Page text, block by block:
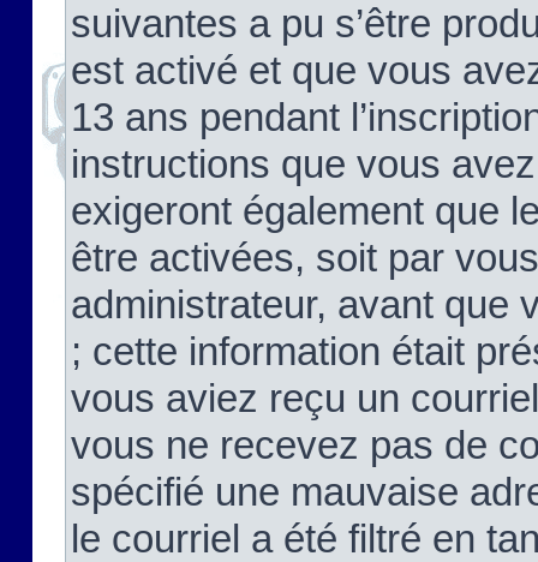
suivantes a pu s’être
est activé et que vous
13 ans pendant
instructions que vous
exigeront également que
être activées, soit par
administrateur, avant que
; cette information était
vous aviez reçu un
vous ne recevez pas de
spécifié une mauvaise
le courriel a été filtré en